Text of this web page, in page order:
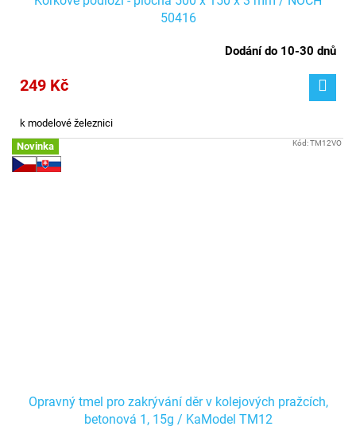
50416
Dodání do 10-30 dnů
249 Kč
k modelové železnici
Novinka
Opravný tmel pro zakrývání děr v kolejových pražcích,
betonová 1, 15g / KaModel TM12
Kód:TM12VO